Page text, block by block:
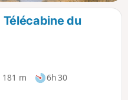
du
181 m
6h 30